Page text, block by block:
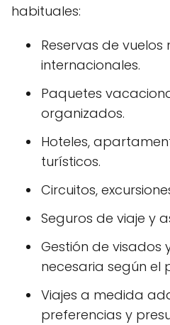
habituales:
Reservas de vuelos
internacionales.
Paquetes
organizados.
Hoteles,
turísticos.
Circuitos,
Seguros de viaje y
Gestión de visados
necesaria según el
Viajes a medida
preferencias y